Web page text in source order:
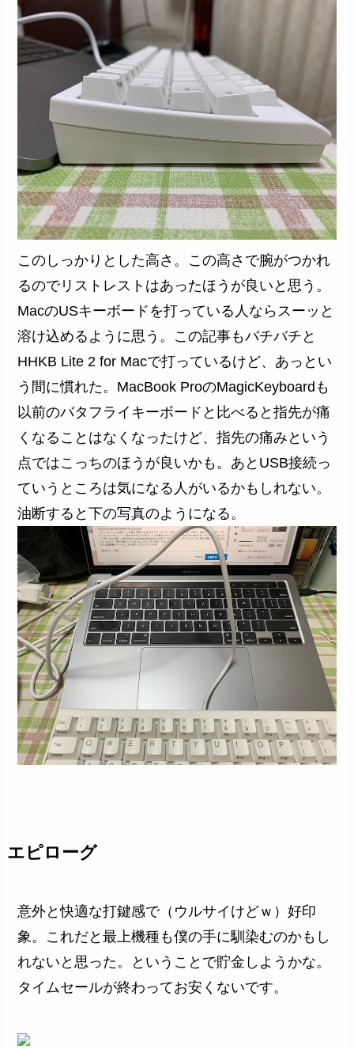
このしっかりとした高さ。この高さで腕がつかれ
るのでリストレストはあったほうが良いと思う。
MacのUSキーボードを打っている人ならスーッと
溶け込めるように思う。この記事もバチバチと
HHKB Lite 2 for Macで打っているけど、あっとい
う間に慣れた。MacBook ProのMagicKeyboardも
以前のバタフライキーボードと比べると指先が痛
くなることはなくなったけど、指先の痛みという
点ではこっちのほうが良いかも。あとUSB接続っ
ていうところは気になる人がいるかもしれない。
油断すると下の写真のようになる。
エピローグ
意外と快適な打鍵感で（ウルサイけどｗ）好印
象。これだと最上機種も僕の手に馴染むのかもし
れないと思った。ということで貯金しようかな。
タイムセールが終わってお安くないです。